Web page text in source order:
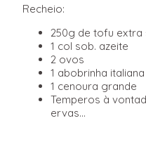
Recheio:
250g de tofu
1 col sob. azeite
2 ovos
1 abobrinha
1 cenoura grande
Temperos à
ervas…